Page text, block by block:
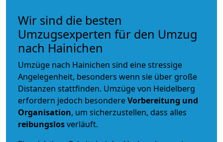
Wir sind die besten
Umzugsexperten für den Umzug
nach Hainichen
Umzüge nach Hainichen sind eine stressige
Angelegenheit, besonders wenn sie über große
Distanzen stattfinden. Umzüge von Heidelberg
erfordern jedoch besondereVorbereitung und
Organisation, um sicherzustellen, dass alles
reibungslosverläuft.